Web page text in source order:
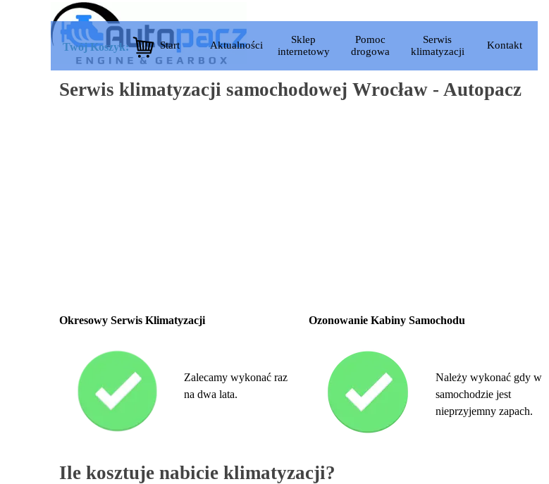
Przejdź do treści
Start ▼
Aktualności ▼
Sklep
internetowy
Pomoc
drogowa
Serwis
klimatyzacji
Kontakt
Twój Koszyk:
Serwis klimatyzacji samochodowej Wrocław - Autopacz
Ozonowanie Kabiny Samochodu
Okresowy Serwis Klimatyzacji
Należy wykonać gdy w
samochodzie jest
nieprzyjemny zapach.
Zalecamy wykonać raz
na dwa lata.
Ile kosztuje nabicie klimatyzacji?